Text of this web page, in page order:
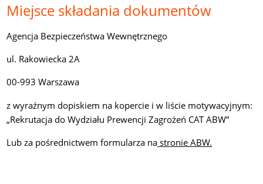
Miejsce składania dokumentów
Agencja Bezpieczeństwa Wewnętrznego
ul. Rakowiecka 2A
00-993 Warszawa
z wyraźnym dopiskiem na kopercie i w liście motywacyjnym:
„Rekrutacja do Wydziału Prewencji Zagrożeń CAT ABW”
Lub za pośrednictwem formularza na stronie ABW.